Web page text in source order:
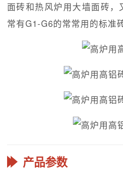
面砖和热风炉用大墙面砖
常有G1-G6的常常用的标准砖
产品参数